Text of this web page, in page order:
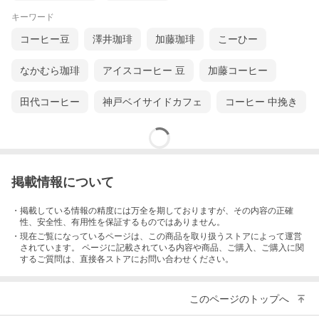
キーワード
コーヒー豆 澤井珈琲 加藤珈琲 こーひー
なかむら珈琲 アイスコーヒー 豆 加藤コーヒー
田代コーヒー 神戸ベイサイドカフェ コーヒー 中挽き
掲載情報について
・掲載している情報の精度には万全を期しておりますが、その内容の正確
性、安全性、有用性を保証するものではありません。
・現在ご覧になっているページは、この商品を取り扱うストアによって運営
されています。 ページに記載されている内容や商品、ご購入 、ご購入に関
するご質問は、直接各ストアにお問い合わせください。
このページのトップへ